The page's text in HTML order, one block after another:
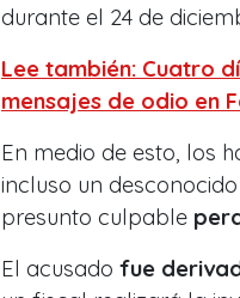
durante el 24 de
Lee también: Cuatro
mensajes de odio en
En medio de esto, los
incluso un
presunto culpable
El acusado fue